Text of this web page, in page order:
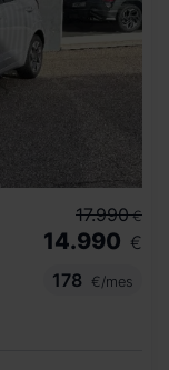
17.990 €
14.990 €
178
€/mes